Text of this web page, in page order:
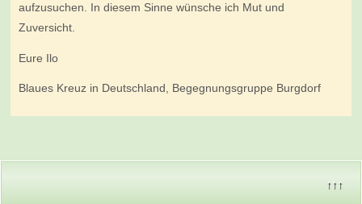
aufzusuchen. In diesem Sinne wünsche ich Mut und
Zuversicht.
Eure Ilo
Blaues Kreuz in Deutschland, Begegnungsgruppe Burgdorf
↑↑↑